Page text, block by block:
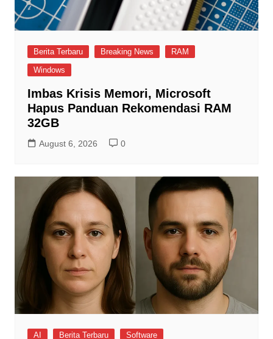
Berita Terbaru Breaking News
RAM
Windows
Imbas Krisis Memori, Microsoft
Hapus Panduan Rekomendasi RAM
32GB
August 6, 2026 0
AI Berita Terbaru Software